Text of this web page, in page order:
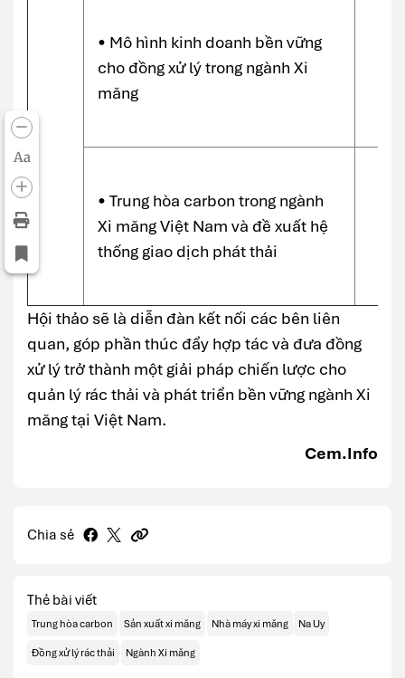
Aa
• Mô hình kinh doanh bền vững
cho đồng xử lý trong ngành Xi
măng
• Trung hòa carbon trong ngành
Xi măng Việt Nam và đề xuất hệ
thống giao dịch phát thải
Hội thảo sẽ là diễn đàn kết nối các bên liên
quan, góp phần thúc đẩy hợp tác và đưa đồng
xử lý trở thành một giải pháp chiến lược cho
quản lý rác thải và phát triển bền vững ngành Xi
măng tại Việt Nam.
Cem.Info
Chia sẻ
Thẻ bài viết
Trung hòa carbon Sản xuất xi măng Nhà máy xi măng Na Uy
Đồng xử lý rác thải Ngành Xi măng